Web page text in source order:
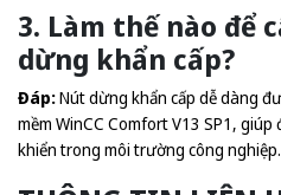
3. Làm thế nào để
dừng khẩn cấp?
Đáp:Nút dừng khẩn cấp dễ dàng
mềm WinCC Comfort V13 SP1,
khiển trong môi trường công nghiệp.